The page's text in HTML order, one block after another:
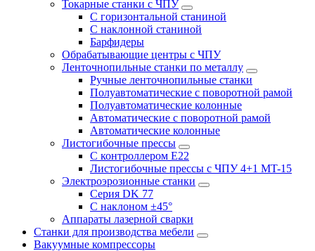
Токарные станки с ЧПУ
С горизонтальной станиной
С наклонной станиной
Барфидеры
Обрабатывающие центры с ЧПУ
Ленточнопильные станки по металлу
Ручные ленточнопильные станки
Полуавтоматические с поворотной рамой
Полуавтоматические колонные
Автоматические с поворотной рамой
Автоматические колонные
Листогибочные прессы
С контроллером E22
Листогибочные прессы с ЧПУ 4+1 MT-15
Электроэрозионные станки
Серия DK 77
С наклоном ±45°
Аппараты лазерной сварки
Станки для производства мебели
Вакуумные компрессоры